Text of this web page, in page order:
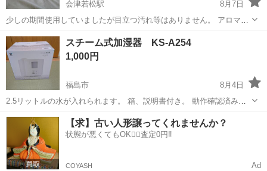
会津若松駅
8月7日
少しの期間使用していましたが目立つ汚れ等はありません。 アロマを
使用していたので、トレーがベタベタします。替えのシートが5個あり
ます。 掃除用ブラシと取説があります。 若松駅周辺まで受取りに来ら
れる方を希望します。
福島 会津若松市 会津若松駅
スチーム式加湿器 KS-A254
1,000円
福島市
8月4日
2.5リットルの水が入れられます。 箱、説明書付き。 動作確認済み。
2019年製。 新品の水あかフィルターを1つお付けします。 使用に伴う
小傷や汚れはありますので、あらかじめご了承願います。
福島 福島市 季節、空調家電
【求】古い人形譲ってくれませんか？
状態が悪くてもOK🙆‍♀️査定0円‼️
COYASH Ad